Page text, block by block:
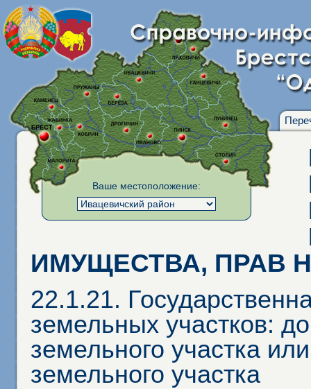
Ваше местоположение:
ИМУЩЕСТВА, ПРАВ
22.1.21.
земельных участков:
земельного участка
земельного участка